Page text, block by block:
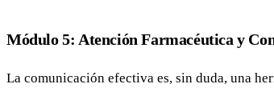
Módulo 5: Atención Farmacéutica y
La comunicación efectiva es, sin duda, una